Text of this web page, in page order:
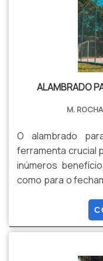
ALAMBRADO
M.
O alambrado
ferramenta crucial
inúmeros
como para o
quadra
alinhado para a
Essa área de